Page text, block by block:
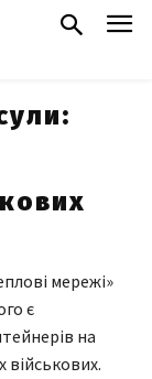
мережі»
є
на
військових.